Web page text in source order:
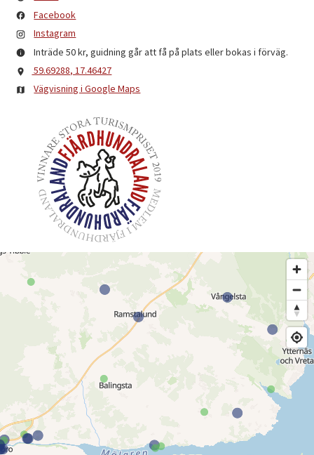
Facebook
Instagram
Inträde 50 kr, guidning går att få på plats eller bokas i förväg.
59.69288, 17.46427
Vägvisning i Google Maps